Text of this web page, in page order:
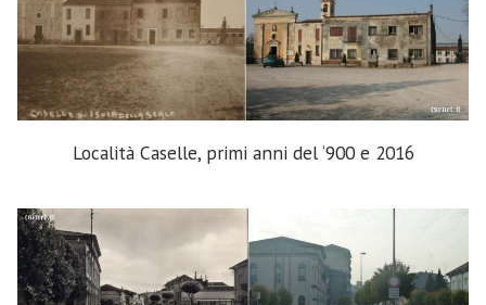
Località Caselle, primi anni del ‘900 e 2016